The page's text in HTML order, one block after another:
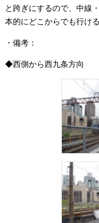
と跨ぎにするので、中線
本的にどこからでも行ける
・備考：
◆西側から西九条方向